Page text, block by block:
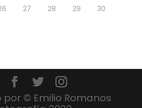
27 28 29
30
por © Emilio Romanos